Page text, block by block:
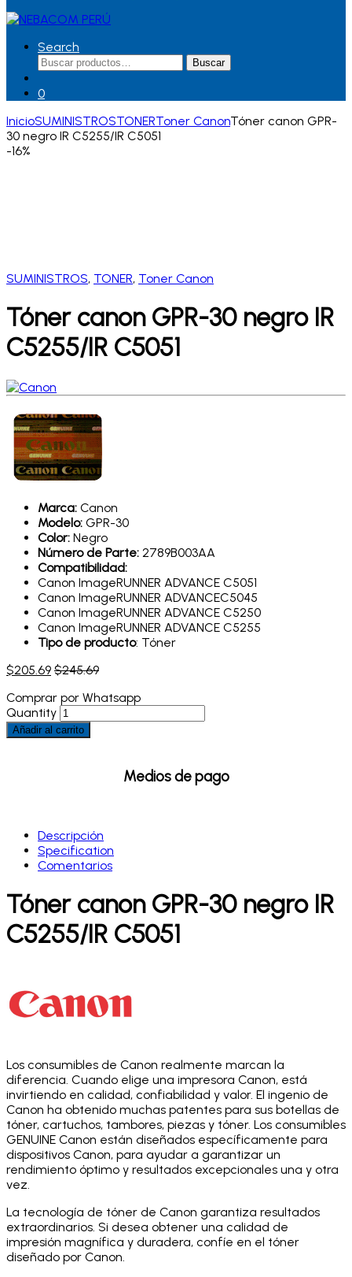
Search
Buscar
por:
Buscar
0
InicioSUMINISTROSTONERToner CanonTóner canon GPR-
30 negro IR C5255/IR C5051
-16%
SUMINISTROS, TONER, Toner Canon
Tóner canon GPR-30 negro IR
C5255/IR C5051
Marca: Canon
Modelo: GPR-30
Color: Negro
Número de Parte: 2789B003AA
Compatibilidad:
Canon ImageRUNNER ADVANCE C5051
Canon ImageRUNNER ADVANCEC5045
Canon ImageRUNNER ADVANCE C5250
Canon ImageRUNNER ADVANCE C5255
Tipo de producto: Tóner
$205.69 $245.69
Comprar por Whatsapp
Quantity
Añadir al carrito
Medios de pago
Descripción
Specification
Comentarios
Tóner canon GPR-30 negro IR
C5255/IR C5051
Los consumibles de Canon realmente marcan la
diferencia. Cuando elige una impresora Canon, está
invirtiendo en calidad, confiabilidad y valor. El ingenio de
Canon ha obtenido muchas patentes para sus botellas de
tóner, cartuchos, tambores, piezas y tóner. Los consumibles
GENUINE Canon están diseñados específicamente para
dispositivos Canon, para ayudar a garantizar un
rendimiento óptimo y resultados excepcionales una y otra
vez.
La tecnología de tóner de Canon garantiza resultados
extraordinarios. Si desea obtener una calidad de
impresión magnífica y duradera, confíe en el tóner
diseñado por Canon.